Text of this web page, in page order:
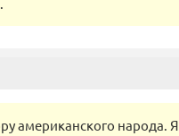
американского народа. Я